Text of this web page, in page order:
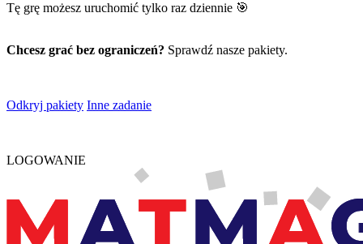
Tę grę możesz uruchomić tylko raz dziennie 🎯
Chcesz grać bez ograniczeń? Sprawdź nasze pakiety.
Odkryj pakiety Inne zadanie
LOGOWANIE